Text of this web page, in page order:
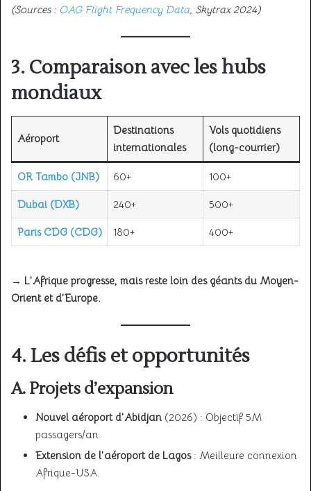
(Sources : OAG Flight Frequency Data, Skytrax 2024)
3. Comparaison avec les hubs
mondiaux
Aéroport
Destinations
internationales
Vols quotidiens
(long-courrier)
OR Tambo (JNB) 60+ 100+
Dubai (DXB) 240+ 500+
Paris CDG (CDG) 180+ 400+
→ L’Afrique progresse, mais reste loin des géants du Moyen-
Orient et d’Europe.
4. Les défis et opportunités
A. Projets d’expansion
Nouvel aéroport d’Abidjan (2026) : Objectif 5M
passagers/an.
Extension de l’aéroport de Lagos: Meilleure connexion
Afrique-USA.